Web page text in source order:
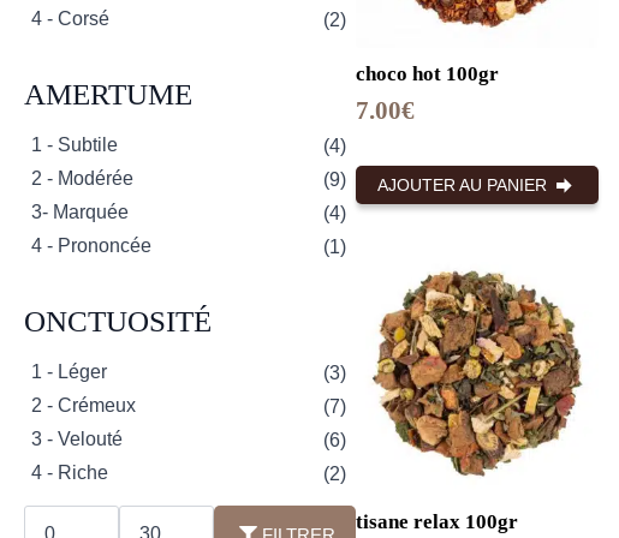
4 - Corsé (2)
AMERTUME
1 - Subtile
(4)
2 - Modérée
(9)
3- Marquée
(4)
4 - Prononcée
(1)
ONCTUOSITÉ
1 - Léger
(3)
2 - Crémeux
(7)
3 - Velouté
(6)
4 - Riche
(2)
Prix
min
Prix
max
choco hot 100gr
7.00€
AJOUTER AU PANIER
tisane relax 100gr